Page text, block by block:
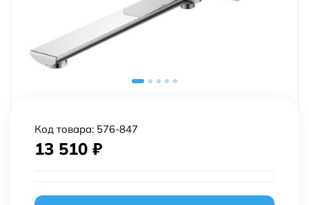
Код товара: 576-847
13 510 ₽